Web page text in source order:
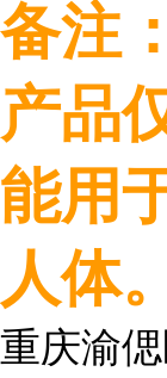
备注
产品
能用
人体。
重庆渝